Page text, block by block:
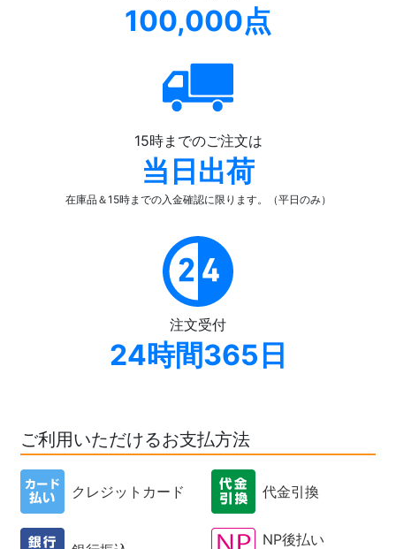
100,000点
15時までのご注文は
当日出荷
在庫品＆15時までの入金確認に限ります。（平日のみ）
注文受付
24時間365日
ご利用いただけるお支払方法
クレジットカード 代金引換
NP後払い